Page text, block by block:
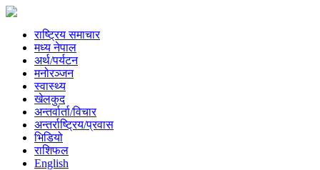
राष्ट्रिय समाचार
मध्य नेपाल
अर्थ/पर्यटन
मनोरञ्जन
स्वास्थ्य
खेलकुद
अन्तर्वार्ता/विचार
अन्तर्राष्ट्रिय/प्रवास
भिडियो
राशिफल
English